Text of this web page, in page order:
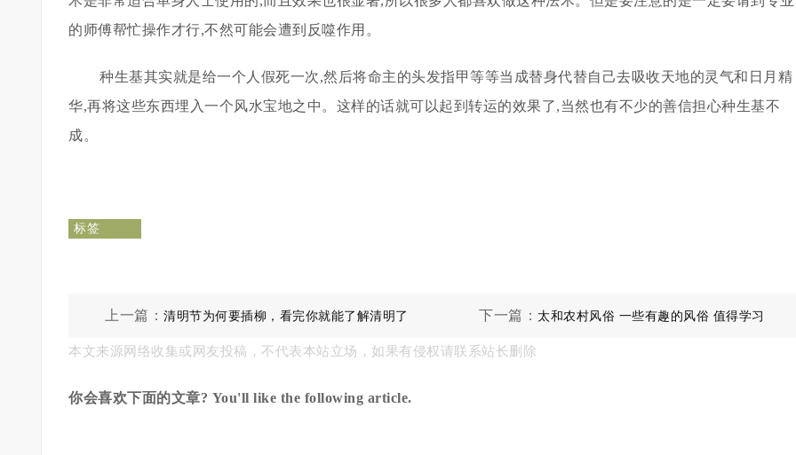
的师傅帮忙操作才行,不然可能会遭到反噬作用。
种生基其实就是给一个人假死一次,然后将命主的头发指甲等等当成替身代替自己去吸收天地的灵气和日月精
华,再将这些东西埋入一个风水宝地之中。这样的话就可以起到转运的效果了,当然也有不少的善信担心种生基不
成。
标签
上一篇：清明节为何要插柳，看完你就能了解清明了 下一篇： 太和农村风俗 一些有趣的风俗 值得学习
本文来源网络收集或网友投稿，不代表本站立场，如果有侵权请联系站长删除
你会喜欢下面的文章? You'll like the following article.